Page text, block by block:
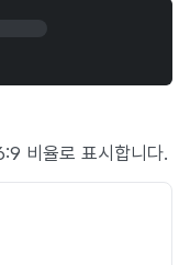
비율로 표시합니다.